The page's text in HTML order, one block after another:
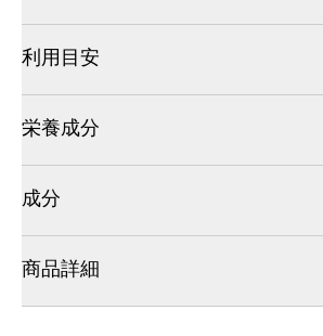
利用目安
栄養成分
成分
商品詳細